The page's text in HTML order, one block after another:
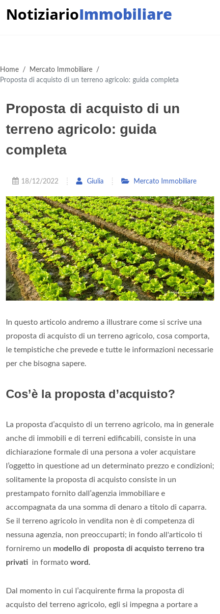
NotiziarioImmobiliare
Home / Mercato Immobiliare /
Proposta di acquisto di un terreno agricolo: guida completa
Proposta di acquisto di un
terreno agricolo: guida
completa
18/12/2022 Giulia Mercato Immobiliare
In questo articolo andremo a illustrare come si scrive una
proposta di acquisto di un terreno agricolo, cosa comporta,
le tempistiche che prevede e tutte le informazioni necessarie
per che bisogna sapere.
Cos’è la proposta d’acquisto?
La proposta d’acquisto di un terreno agricolo, ma in generale
anche di immobili e di terreni edificabili, consiste in una
dichiarazione formale di una persona a voler acquistare
l’oggetto in questione ad un determinato prezzo e condizioni;
solitamente la proposta di acquisto consiste in un
prestampato fornito dall’agenzia immobiliare e
accompagnata da una somma di denaro a titolo di caparra.
Se il terreno agricolo in vendita non è di competenza di
nessuna agenzia, non preoccuparti; in fondo all'articolo ti
forniremo un modello di proposta di acquisto terreno tra
privati in formato word.
Dal momento in cui l’acquirente firma la proposta di
acquisto del terreno agricolo, egli si impegna a portare a